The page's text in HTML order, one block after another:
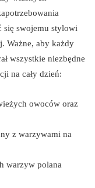
się swojemu stylowi
Ważne, aby każdy
wszystkie niezbędne
na cały dzień:
owoców oraz
z warzywami na
warzyw polana